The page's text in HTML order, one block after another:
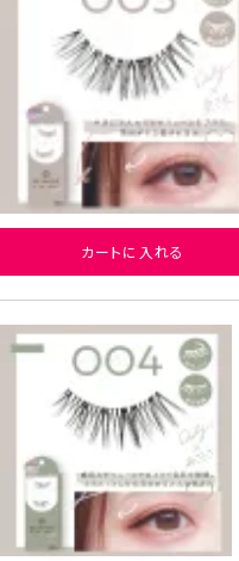
カートに入れる